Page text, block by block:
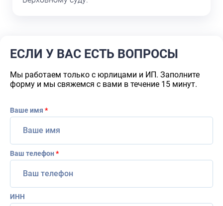
ЕСЛИ У ВАС ЕСТЬ ВОПРОСЫ
Мы работаем только с юрлицами и ИП. Заполните
форму и мы свяжемся с вами в течение 15 минут.
Ваше имя *
Ваш телефон*
ИНН